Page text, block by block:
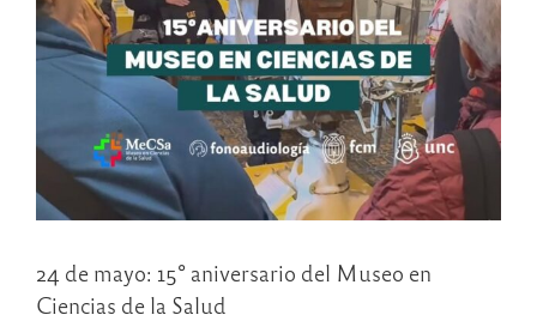
24 de mayo: 15° aniversario del Museo en
Ciencias de la Salud